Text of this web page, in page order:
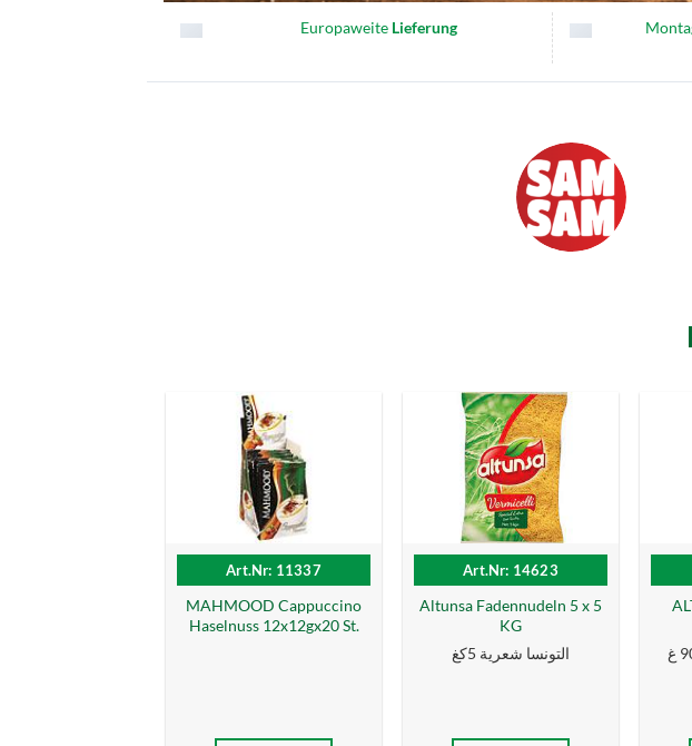
Europaweite Lieferung
Art.Nr: 11337
MAHMOOD Cappuccino
Haselnuss 12x12gx20 St.
Art.Nr: 14623
Altunsa Fadennudeln 5 x 5
KG
التونسا شعرية 5كغ